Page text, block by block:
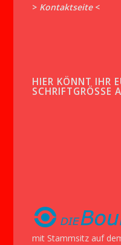
> Kontaktseite <
HIER KÖNNT IHR
SCHRIFTGRÖSSE
mit Stammsitz auf